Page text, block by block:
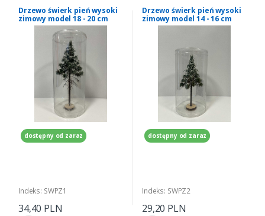
Drzewo świerk pień wysoki
zimowy model 18 - 20 cm
Freon nr SWPZ1
dostępny od zaraz
Indeks: SWPZ1
34,40 PLN
Drzewo świerk pień wysoki
zimowy model 14 - 16 cm
Freon nr SWPZ2
dostępny od zaraz
Indeks: SWPZ2
29,20 PLN